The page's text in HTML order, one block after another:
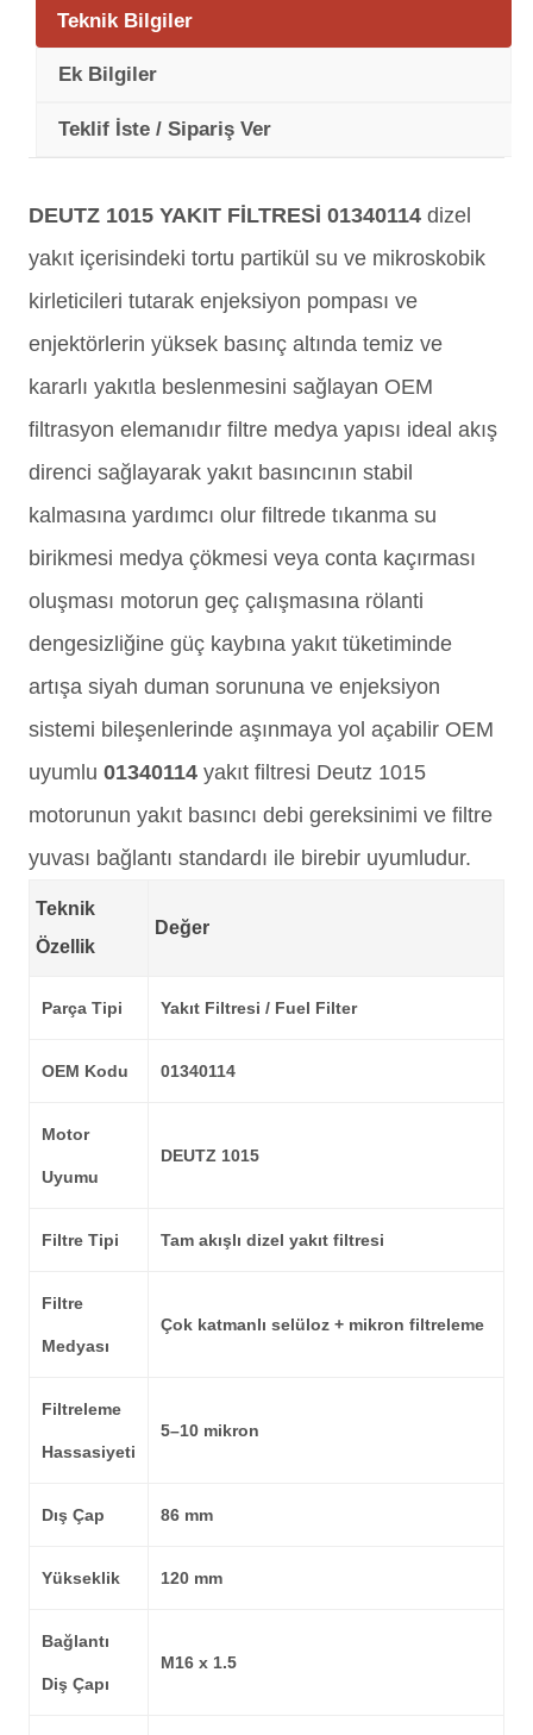
Teknik Bilgiler
Ek Bilgiler
Teklif İste / Sipariş Ver
DEUTZ 1015 YAKIT FİLTRESİ 01340114 dizel
yakıt içerisindeki tortu partikül su ve mikroskobik
kirleticileri tutarak enjeksiyon pompası ve
enjektörlerin yüksek basınç altında temiz ve
kararlı yakıtla beslenmesini sağlayan OEM
filtrasyon elemanıdır filtre medya yapısı ideal akış
direnci sağlayarak yakıt basıncının stabil
kalmasına yardımcı olur filtrede tıkanma su
birikmesi medya çökmesi veya conta kaçırması
oluşması motorun geç çalışmasına rölanti
dengesizliğine güç kaybına yakıt tüketiminde
artışa siyah duman sorununa ve enjeksiyon
sistemi bileşenlerinde aşınmaya yol açabilir OEM
uyumlu 01340114 yakıt filtresi Deutz 1015
motorunun yakıt basıncı debi gereksinimi ve filtre
yuvası bağlantı standardı ile birebir uyumludur.
Teknik
Özellik
Değer
Parça Tipi Yakıt Filtresi / Fuel Filter
OEM Kodu 01340114
Motor
Uyumu
DEUTZ 1015
Filtre Tipi Tam akışlı dizel yakıt filtresi
Filtre
Medyası
Çok katmanlı selüloz + mikron filtreleme
Filtreleme
Hassasiyeti
5–10 mikron
Dış Çap 86 mm
Yükseklik 120 mm
Bağlantı
Diş Çapı
M16 x 1.5